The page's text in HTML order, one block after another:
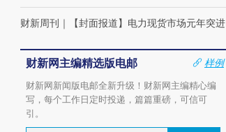
财新周刊 ｜ 【封面报道】电力现货市场元年突进
财新网主编精选版电邮
样例
财新网新闻版电邮全新升级！财新网主编精心编
写，每个工作日定时投递，篇篇重磅，可信可
引。